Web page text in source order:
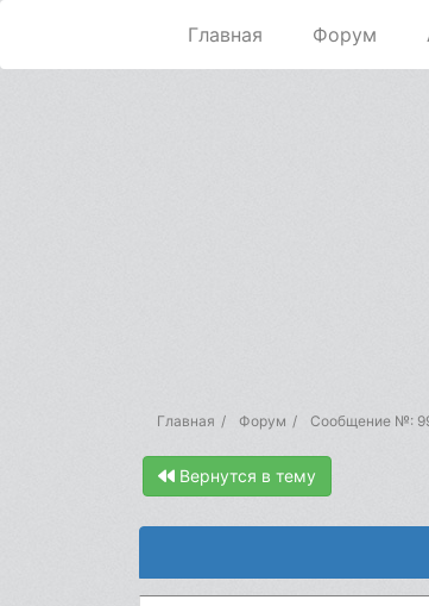
Главная Форум
Главная Форум Сообщение №:
Вернутся в тему